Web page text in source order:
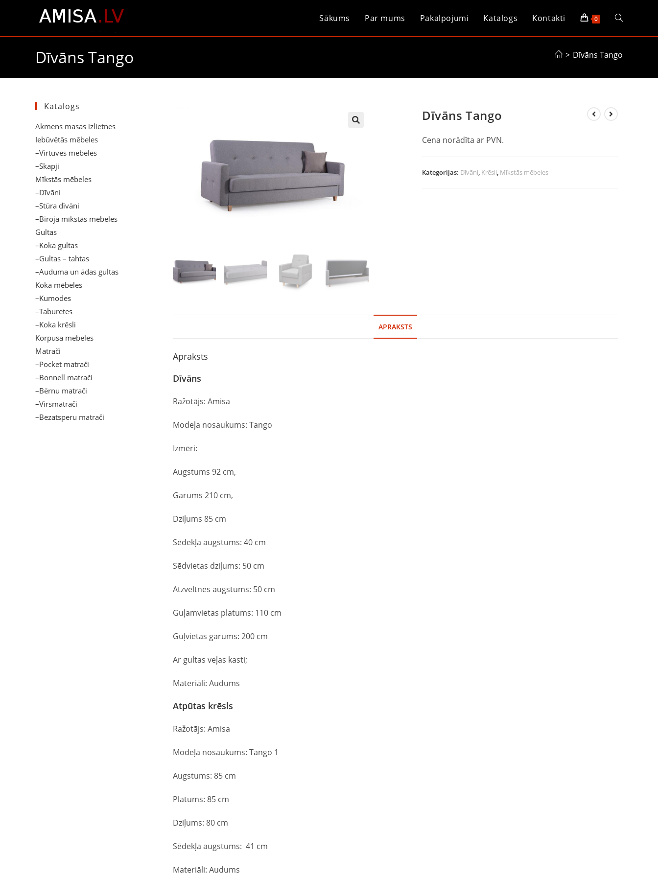
Sākums Par mums Pakalpojumi Katalogs Kontakti 0
Dīvāns Tango > Dīvāns Tango
Dīvāns Tango
Cena norādīta ar PVN.
Kategorijas: Dīvāni, Krēsli, Mīkstās mēbeles
APRAKSTS
Apraksts
Dīvāns
Ražotājs: Amisa
Modeļa nosaukums: Tango
Izmēri:
Augstums 92 cm,
Garums 210 cm,
Dziļums 85 cm
Sēdekļa augstums: 40 cm
Sēdvietas dziļums: 50 cm
Atzveltnes augstums: 50 cm
Guļamvietas platums: 110 cm
Guļvietas garums: 200 cm
Ar gultas veļas kasti;
Materiāli: Audums
Atpūtas krēsls
Ražotājs: Amisa
Modeļa nosaukums: Tango 1
Augstums: 85 cm
Platums: 85 cm
Dziļums: 80 cm
Sēdekļa augstums: 41 cm
Materiāli: Audums
Katalogs
Akmens masas izlietnes
Iebūvētās mēbeles
–Virtuves mēbeles
–Skapji
Mīkstās mēbeles
–Dīvāni
–Stūra dīvāni
–Biroja mīkstās mēbeles
Gultas
–Koka gultas
–Gultas – tahtas
–Auduma un ādas gultas
Koka mēbeles
–Kumodes
–Taburetes
–Koka krēsli
Korpusa mēbeles
Matrači
–Pocket matrači
–Bonnell matrači
–Bērnu matrači
–Virsmatrači
–Bezatsperu matrači